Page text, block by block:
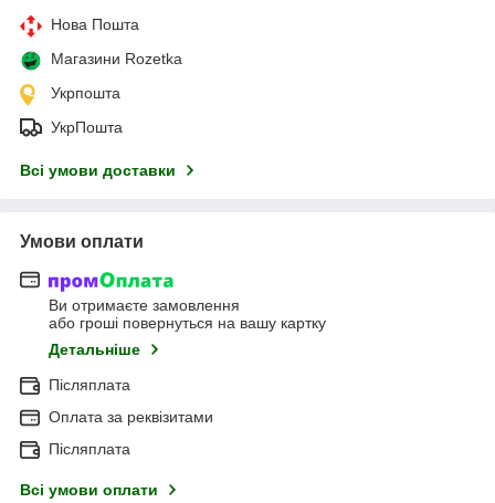
Нова Пошта
Магазини Rozetka
Укрпошта
УкрПошта
Всі умови доставки
Умови оплати
Ви отримаєте замовлення
або гроші повернуться на вашу картку
Детальніше
Післяплата
Оплата за реквізитами
Післяплата
Всі умови оплати